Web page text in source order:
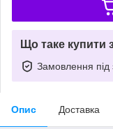
Що таке купити
Замовлення під
Опис Доставка